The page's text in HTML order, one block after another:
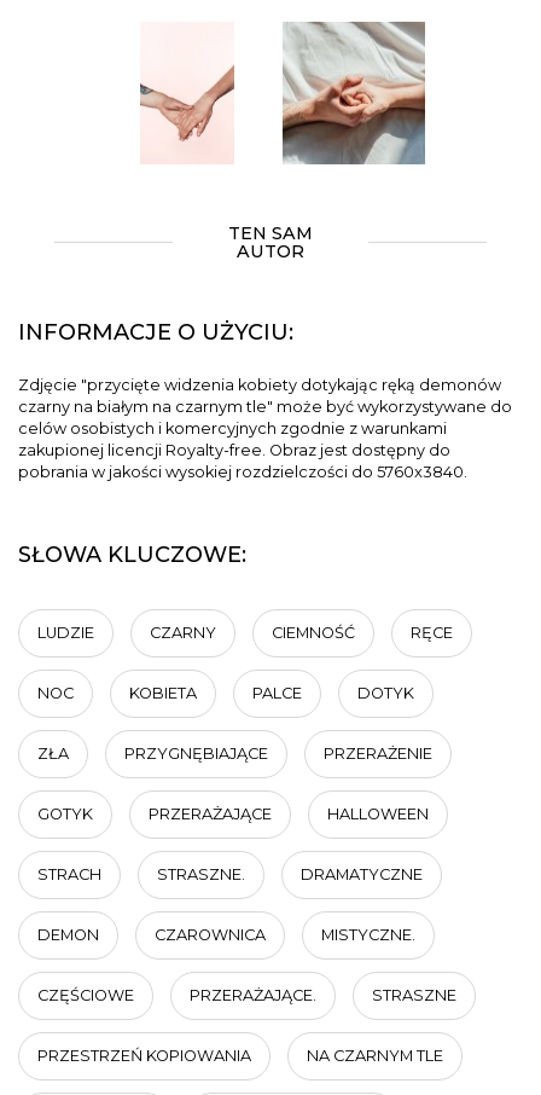
TEN SAM
AUTOR
INFORMACJE O UŻYCIU:
Zdjęcie "przycięte widzenia kobiety dotykając ręką demonów
czarny na białym na czarnym tle" może być wykorzystywane do
celów osobistych i komercyjnych zgodnie z warunkami
zakupionej licencji Royalty-free. Obraz jest dostępny do
pobrania w jakości wysokiej rozdzielczości do 5760x3840.
SŁOWA KLUCZOWE:
LUDZIE CZARNY CIEMNOŚĆ RĘCE
NOC KOBIETA PALCE DOTYK
ZŁA PRZYGNĘBIAJĄCE PRZERAŻENIE
GOTYK PRZERAŻAJĄCE HALLOWEEN
STRACH STRASZNE. DRAMATYCZNE
DEMON CZAROWNICA MISTYCZNE.
CZĘŚCIOWE PRZERAŻAJĄCE. STRASZNE
PRZESTRZEŃ KOPIOWANIA NA CZARNYM TLE